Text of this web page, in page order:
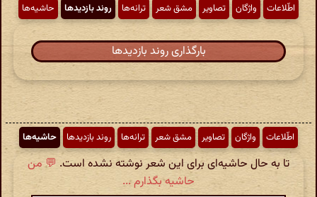
اطّلاعات واژگان تصاویر مشق شعر ترانه‌ها روند بازدیدها حاشیه‌ها
بارگذاری روند بازدیدها
اطّلاعات واژگان تصاویر مشق شعر ترانه‌ها روند بازدیدها حاشیه‌ها
تا به حال حاشیه‌ای برای این شعر نوشته نشده است. 💬 من
حاشیه بگذارم ...